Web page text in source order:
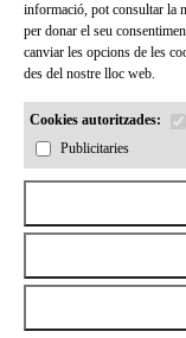
SUBSCRIU-
Correu electrónic
informació, pot consultar la
per donar el seu
canviar les opcions de les
des del nostre lloc web.
Cookies autoritzades:
Publicitaries